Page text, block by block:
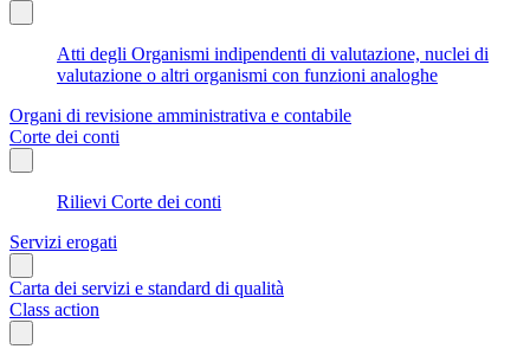
Atti degli Organismi indipendenti di valutazione, nuclei di
valutazione o altri organismi con funzioni analoghe
Organi di revisione amministrativa e contabile
Corte dei conti
Rilievi Corte dei conti
Servizi erogati
Carta dei servizi e standard di qualità
Class action